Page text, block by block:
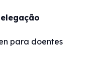
para doentes